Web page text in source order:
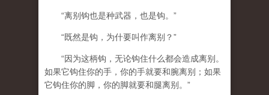
“离别钩也是种武器，也是钩。”
“既然是钩，为什要叫作离别？”
“因为这柄钩，无论钩住什么都会造成离别。
如果它钩住你的手，你的手就要和腕离别；如果
它钩住你的脚，你的脚就要和腿离别。”